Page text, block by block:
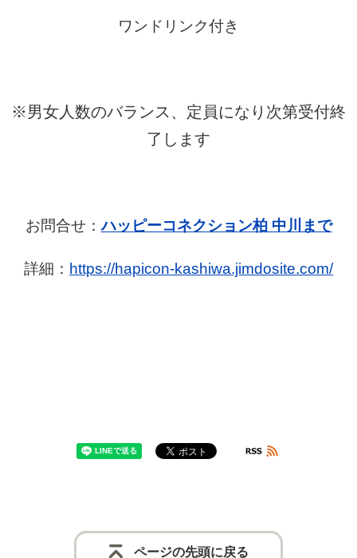
ワンドリンク付き
※男女人数のバランス、定員になり次第受付終
了します
お問合せ：ハッピーコネクション柏 中川まで
詳細： https://hapicon-kashiwa.jimdosite.com/
ページの先頭に戻る